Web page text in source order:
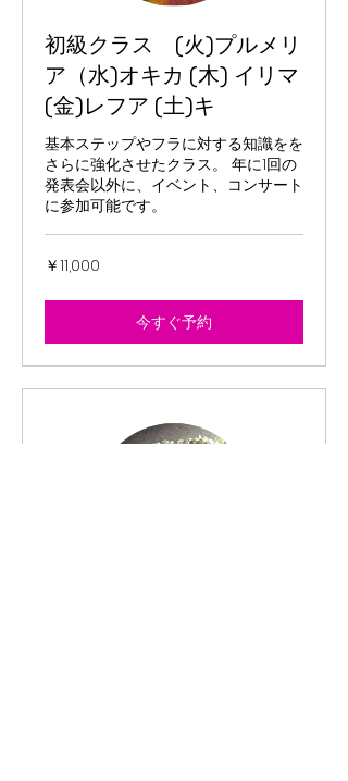
初級クラス (火)プルメリ
ア（水)オキカ (木) イリマ
(金)レフア (土)キ
基本ステップやフラに対する知識をを
さらに強化させたクラス。 年に1回の
発表会以外に、イベント、コンサート
に参加可能です。
11,000
円
￥11,000
今すぐ予約